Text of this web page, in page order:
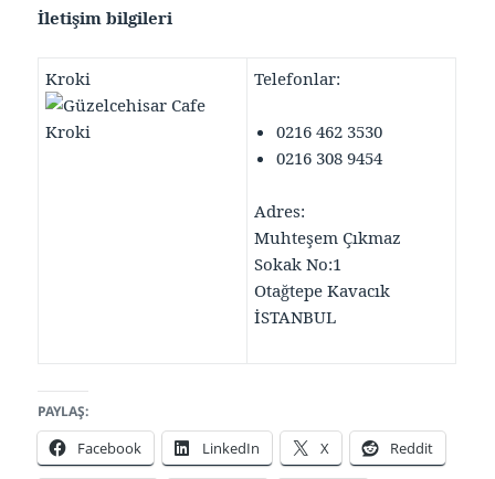
İletişim bilgileri
Kroki Telefonlar:
0216 462 3530
0216 308 9454
Adres:
Muhteşem Çıkmaz
Sokak No:1
Otağtepe Kavacık
İSTANBUL
PAYLAŞ:
Facebook LinkedIn X Reddit